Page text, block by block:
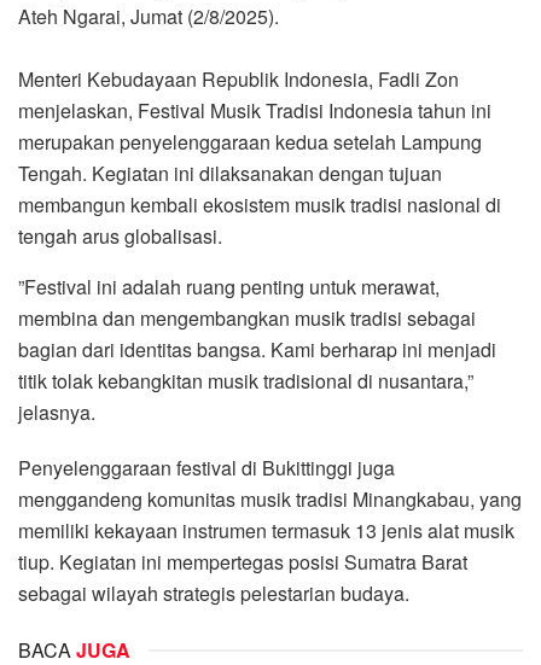
Ateh Ngarai, Jumat (2/8/2025).
‎Menteri Kebudayaan Republik Indonesia, Fadli Zon
menjelaskan, Festival Musik Tradisi Indonesia tahun ini
merupakan penyelenggaraan kedua setelah Lampung
Tengah. Kegiatan ini dilaksanakan dengan tujuan
membangun kembali ekosistem musik tradisi nasional di
tengah arus globalisasi.
”Festival ini adalah ruang penting untuk merawat,
membina dan mengembangkan musik tradisi sebagai
bagian dari identitas bangsa. Kami berharap ini menjadi
titik tolak kebangkitan musik tradisional di nusantara,”
jelasnya.
Penyelenggaraan festival di Bukittinggi juga
menggandeng komunitas musik tradisi Minangkabau, yang
memiliki kekayaan instrumen termasuk 13 jenis alat musik
tiup. Kegiatan ini mempertegas posisi Sumatra Barat
sebagai wilayah strategis pelestarian budaya.
BACAJUGA